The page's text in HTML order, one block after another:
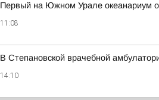
Первый на Южном Урале океанариум
11:08
В Степановской врачебной
14:10